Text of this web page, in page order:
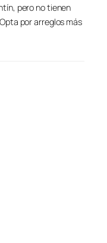
pero no tienen
por arreglos más